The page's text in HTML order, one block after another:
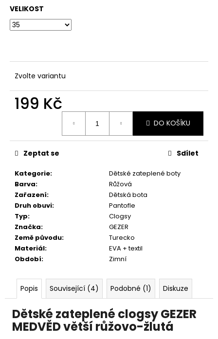
VELIKOST
Zvolte variantu
199 Kč
DO KOŠÍKU
Kategorie:
Dětské zateplené boty
Barva:
Růžová
Zařazení:
Dětská bota
Druh obuvi:
Pantofle
Typ:
Clogsy
Značka:
GEZER
Země původu:
Turecko
Materiál:
EVA + textil
Období: Zimní
Zeptat se Sdílet
Popis Související (4) Podobné (1) Diskuze
Dětské zateplené clogsy GEZER
MEDVĚD větší růžovo-žlutá
r
u
č
e
m